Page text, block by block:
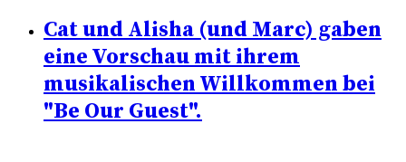
Cat und Alisha (und Marc) gaben
eine Vorschau mit ihrem
musikalischen Willkommen bei
"Be Our Guest".